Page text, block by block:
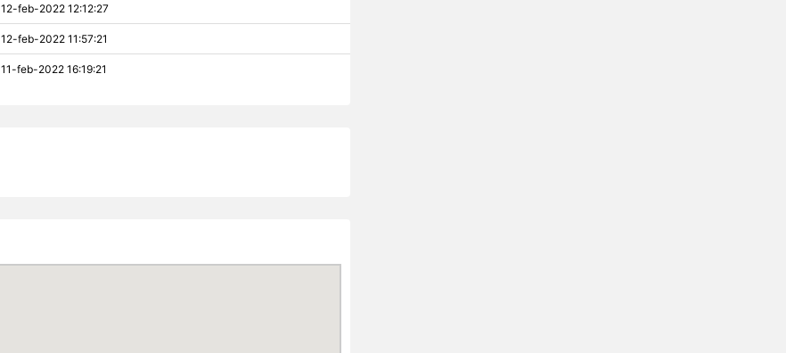
12-feb-2022 12:12:27
12-feb-2022 11:57:21
11-feb-2022 16:19:21